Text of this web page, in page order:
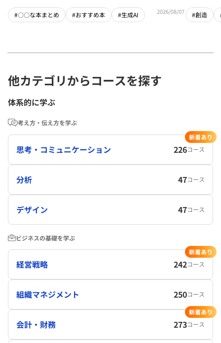
#〇〇な本まとめ #おすすめ本 #生成AI 2026/08/07 #創造
他カテゴリからコースを探す
体系的に学ぶ
考え方・伝え方を学ぶ
思考・コミュニケーション 226コース
新着あり
分析 47コース
デザイン 47コース
ビジネスの基礎を学ぶ
経営戦略 242コース
新着あり
組織マネジメント 250コース
会計・財務 273コース
新着あり